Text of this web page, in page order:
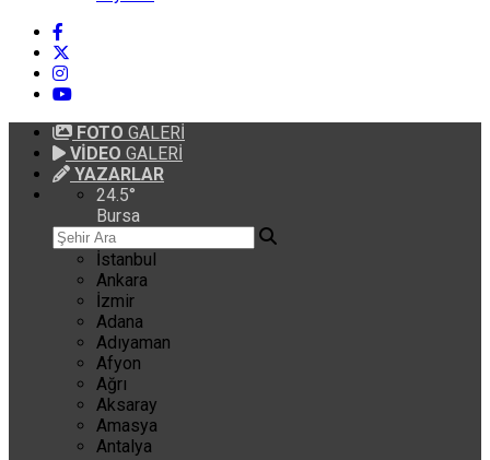
FOTO GALERİ
VİDEO GALERİ
YAZARLAR
24.5°
Bursa
İstanbul
Ankara
İzmir
Adana
Adıyaman
Afyon
Ağrı
Aksaray
Amasya
Antalya